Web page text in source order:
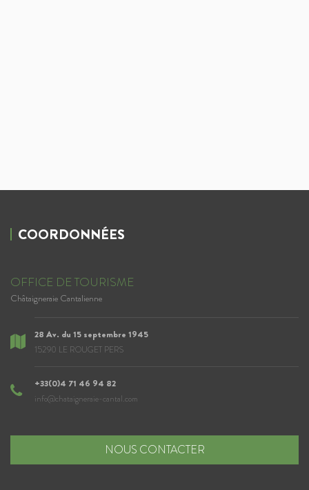
COORDONNÉES
OFFICE DE TOURISME
Châtaigneraie Cantalienne
28 Av. du 15 septembre 1945
15290 LE ROUGET PERS
+33(0)4 71 46 94 82
info@chataigneraie-cantal.com
NOUS CONTACTER